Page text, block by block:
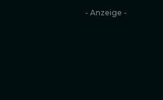
- Anzeige -